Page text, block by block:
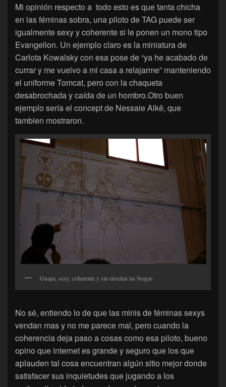
Mi opinión respecto a todo esto es que tanta chicha
en las féminas sobra, una piloto de TAG puede ser
igualmente sexy y coherente si le ponen un mono tipo
Evangelion. Un ejemplo claro es la miniatura de
Carlota Kowalsky con esa pose de “ya he acabado de
currar y me vuelvo a mi casa a relajarme” manteniendo
el uniforme Tomcat, pero con la chaqueta
desabrochada y caída de un hombro.Otro buen
ejemplo sería el concept de Nessaie Alkê, que
tambien mostraron.
Guapa, sexy, coherente y sin enseñar las bragas
No sé, entiendo lo de que las minis de féminas sexys
vendan mas y no me parece mal, pero cuando la
coherencia deja paso a cosas como esa piloto, bueno
opino que internet es grande y seguro que los que
aplauden tal cosa encuentran algún sitio mejor donde
satisfacer sus inquietudes que jugando a los